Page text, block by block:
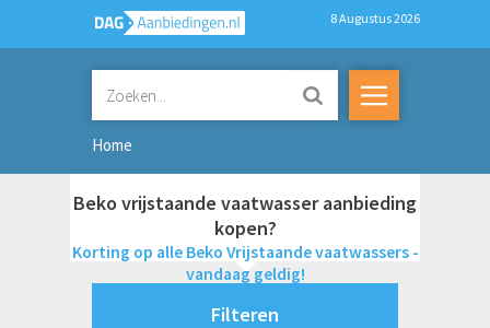
8 Augustus 2026
Home
Beko vrijstaande vaatwasser aanbieding
kopen?
Korting op alle Beko Vrijstaande vaatwassers -
vandaag geldig!
Filteren